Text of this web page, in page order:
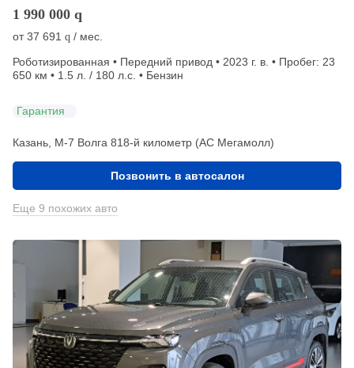
1 990 000 q
от37 691 q / мес.
Роботизированная • Передний привод • 2023 г. в. • Пробег: 23
650 км • 1.5 л. / 180 л.с. • Бензин
Гарантия
Казань, М-7 Волга 818-й километр (АС Мегамолл)
Позвонить в автосалон
Еще 9 похожих авто